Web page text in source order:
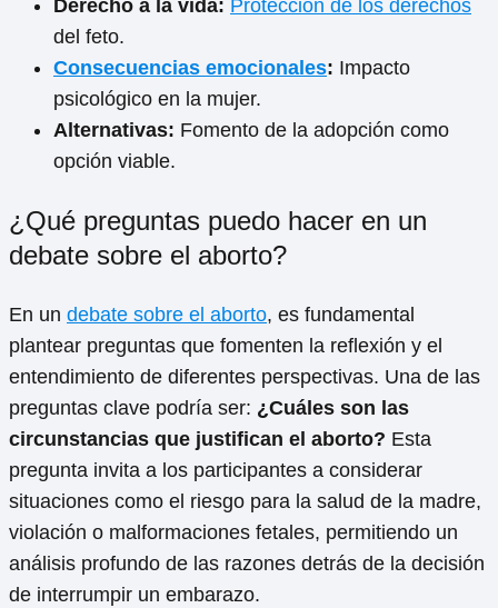
Derecho a la vida: Protección de los derechos
del feto.
Consecuencias emocionales: Impacto
psicológico en la mujer.
Alternativas: Fomento de la adopción como
opción viable.
¿Qué preguntas puedo hacer en un
debate sobre el aborto?
En un debate sobre el aborto, es fundamental
plantear preguntas que fomenten la reflexión y el
entendimiento de diferentes perspectivas. Una de las
preguntas clave podría ser: ¿Cuáles son las
circunstancias que justifican el aborto? Esta
pregunta invita a los participantes a considerar
situaciones como el riesgo para la salud de la madre,
violación o malformaciones fetales, permitiendo un
análisis profundo de las razones detrás de la decisión
de interrumpir un embarazo.